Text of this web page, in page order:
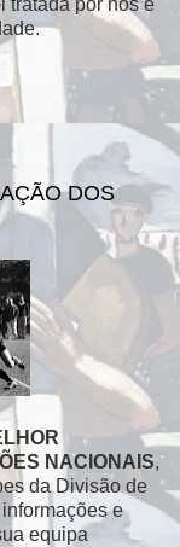
DOS
NACIONAIS,
da Divisão de
e
equipa